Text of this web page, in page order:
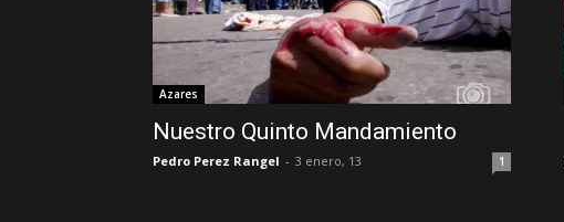
Azares
Nuestro Quinto Mandamiento
Pedro Perez Rangel - 3 enero, 13 1